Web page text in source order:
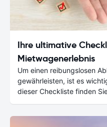
Ihre ultimative
Mietwagenerlebnis
Um einen reibungslosen
gewährleisten, ist es
dieser Checkliste finden